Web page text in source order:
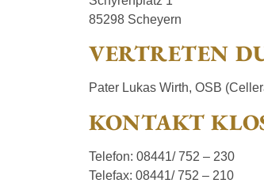
85298 Scheyern
VERTRETEN
Pater Lukas Wirth, OSB
KONTAKT
Telefon: 08441/ 752 – 230
Telefax: 08441/ 752 – 210